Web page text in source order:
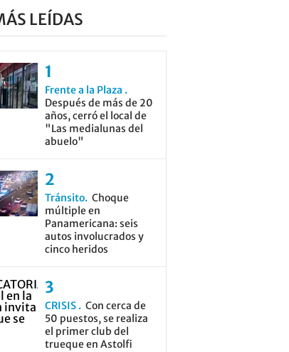
LEÍDAS
Frente a la Plaza
Después de más de 20
años, cerró el local de
"Las medialunas del
abuelo"
Tránsito Choque
múltiple en
Panamericana: seis
autos involucrados y
cinco heridos
CRISIS
Con cerca de
50 puestos, se realiza
el primer club del
trueque en Astolfi